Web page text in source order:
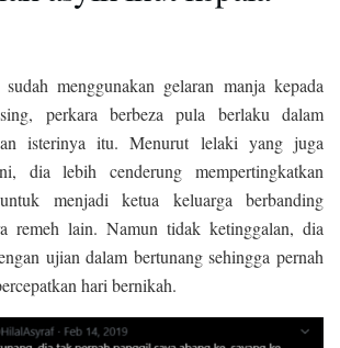
menggunakan gelaran manja kepada
perkara berbeza pula berlaku dalam
isterinya itu. Menurut lelaki yang juga
dia lebih cenderung mempertingkatkan
menjadi ketua keluarga berbanding
remeh lain. Namun tidak ketinggalan, dia
ujian dalam bertunang sehingga pernah
hari bernikah.